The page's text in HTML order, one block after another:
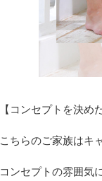
【コンセプトを決め
こちらのご家族はキ
コンセプトの雰囲気